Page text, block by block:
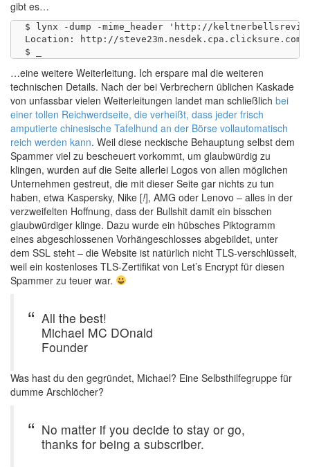
gibt es…
$ lynx -dump -mime_header 'http://
Location: http://steve23m.nesdek.cpa.clicksure.com
…eine weitere Weiterleitung. Ich erspare mal die weiteren
technischen Details. Nach der bei Verbrechern üblichen Kaskade
von unfassbar vielen Weiterleitungen landet man schließlich bei
einer tollen Reichwerdseite, die verheißt, dass jeder frisch
amputierte chinesische Tafelhund an der Börse vollautomatisch
reich werden kann. Weil diese neckische Behauptung selbst dem
Spammer viel zu bescheuert vorkommt, um glaubwürdig zu
klingen, wurden auf die Seite allerlei Logos von allen möglichen
Unternehmen gestreut, die mit dieser Seite gar nichts zu tun
haben, etwa Kaspersky, Nike [!], AMG oder Lenovo – alles in der
verzweifelten Hoffnung, dass der Bullshit damit ein bisschen
glaubwürdiger klinge. Dazu wurde ein hübsches Piktogramm
eines abgeschlossenen Vorhängeschlosses abgebildet, unter
dem SSL steht – die Website ist natürlich nicht TLS-verschlüsselt,
weil ein kostenloses TLS-Zertifikat von Let’s Encrypt für diesen
Spammer zu teuer war.
All the best!
Michael MC DOnald
Founder
Was hast du den gegründet, Michael? Eine Selbsthilfegruppe für
dumme Arschlöcher?
No matter if you decide to stay or go,
thanks for being a subscriber.